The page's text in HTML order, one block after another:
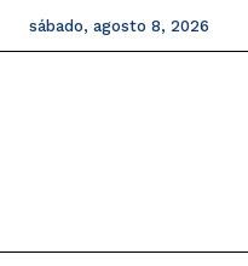
sábado, agosto 8, 2026